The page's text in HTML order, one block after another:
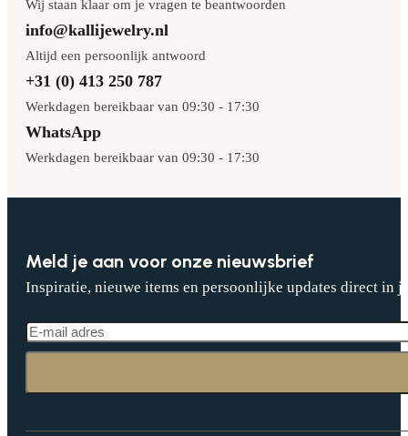
Wij staan klaar om je vragen te beantwoorden
info@kallijewelry.nl
Altijd een persoonlijk antwoord
+31 (0) 413 250 787
Werkdagen bereikbaar van 09:30 - 17:30
WhatsApp
Werkdagen bereikbaar van 09:30 - 17:30
Meld je aan voor onze nieuwsbrief
Inspiratie, nieuwe items en persoonlijke updates direct in